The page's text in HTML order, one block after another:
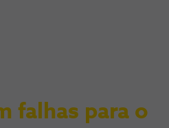
falhas para o